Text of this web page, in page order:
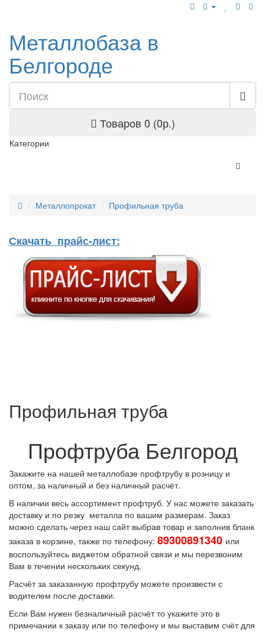
Металлобаза в
Белгороде
Товаров 0 (0р.)
Категории
Металлопрокат Профильная труба
Скачать прайс-лист:
Профильная труба
Профтруба Белгород
Закажите на нашей металлобазе профтрубу в розницу и
оптом, за наличный и без наличный расчёт.
В наличии весь ассортимент профтруб. У нас можете заказать
доставку и по резку металла по вашим размерам. Заказ
можно сделать через наш сайт выбрав товар и заполнив бланк
заказа в корзине, также по телефону: 89300891340 или
воспользуйтесь виджетом обратной связи и мы перезвоним
Вам в течении нескольких секунд.
Расчёт за заказанную профтрубу можете произвести с
водителем после доставки.
Если Вам нужен безналичный расчёт то укажите это в
примечании к заказу или по телефону и мы выставим счёт для